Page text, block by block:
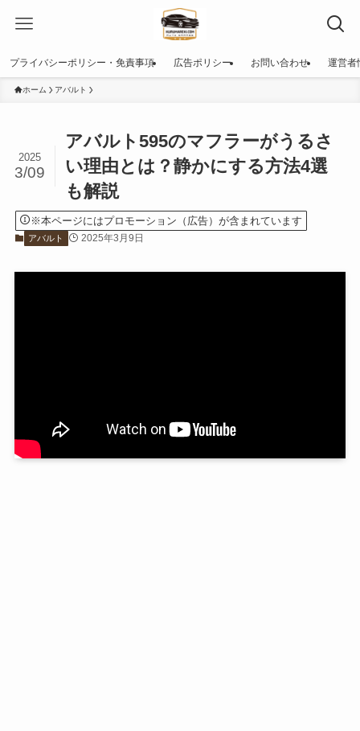
プライバシーポリシー・免責事項 広告ポリシー お問い合わせ 運営者
ホーム アバルト
アバルト595のマフラーがうるさ
い理由とは？静かにする方法4選
も解説
2025
3/09
※本ページにはプロモーション（広告）が含まれています
アバルト 2025年3月9日